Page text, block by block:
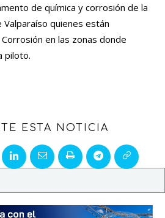
de química y corrosión de la
Valparaíso quienes están
en las zonas donde
piloto.
ESTA NOTICIA